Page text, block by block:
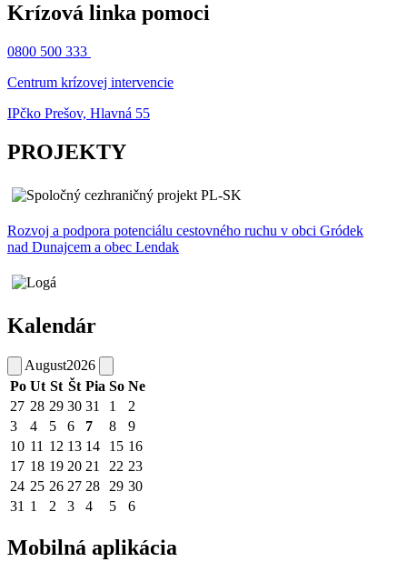
Krízová linka pomoci
0800 500 333
Centrum krízovej intervencie
IPčko Prešov, Hlavná 55
PROJEKTY
Rozvoj a podpora potenciálu cestovného ruchu v obci Gródek
nad Dunajcem a obec Lendak
Kalendár
August2026
Po Ut St Št Pia So Ne
27 28 29 30 31 1
2
3
4 5 6 7 8
9
10 11 12 13 14 15 16
17 18 19 20 21 22 23
24 25 26 27 28 29 30
31 1 2 3 4 5 6
Mobilná aplikácia